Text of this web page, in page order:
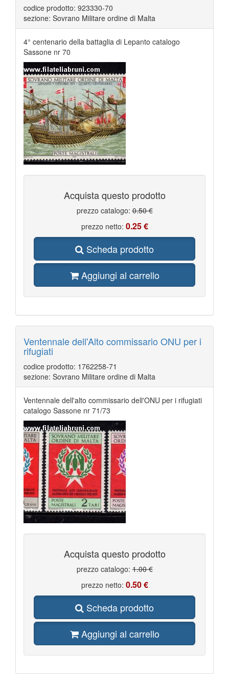
codice prodotto: 923330-70
sezione: Sovrano Militare ordine di Malta
4° centenario della battaglia di Lepanto catalogo
Sassone nr 70
Acquista questo prodotto
prezzo catalogo:0.50 €
prezzo netto: 0.25 €
Scheda prodotto
Aggiungi al carrello
Ventennale dell'Alto commissario ONU per i
rifugiati
codice prodotto: 1762258-71
sezione: Sovrano Militare ordine di Malta
Ventennale dell'alto commissario dell'ONU per i rifugiati
catalogo Sassone nr 71/73
Acquista questo prodotto
prezzo catalogo:1.00 €
prezzo netto: 0.50 €
Scheda prodotto
Aggiungi al carrello